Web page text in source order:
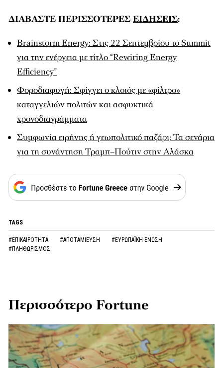
ΔΙΑΒΑΣΤΕ ΠΕΡΙΣΣΟΤΕΡΕΣ ΕΙΔΗΣΕΙΣ:
Βrainstorm Energy: Στις 22 Σεπτεμβρίου το Summit
για την ενέργεια με τίτλο “Rewiring Energy
Efficiency”
Φοροδιαφυγή: Σφίγγει ο κλοιός με «φίλτρο»
καταγγελιών πολιτών και ασφυκτικά
χρονοδιαγράμματα
Συμφωνία ειρήνης ή γεωπολιτικό παζάρι; Τα σενάρια
για τη συνάντηση Τραμπ–Πούτιν στην Αλάσκα
TAGS
#ΕΠΙΚΑΙΡΟΤΗΤΑ #ΑΠΟΤΑΜΙΕΥΣΗ
#ΕΥΡΩΠΑΪΚΗ ΕΝΩΣΗ
#ΠΛΗΘΩΡΙΣΜΟΣ
Περισσότερο Fortune